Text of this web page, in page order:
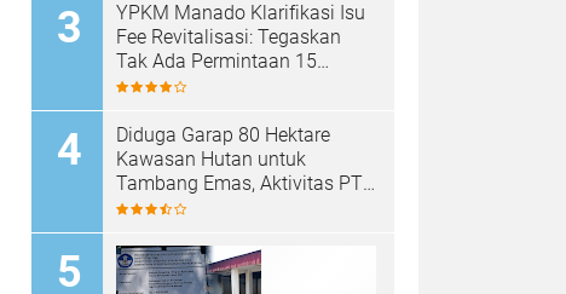
YPKM Manado Klarifikasi Isu
Fee Revitalisasi: Tegaskan
Tak Ada Permintaan 15
Persen, Pergantian Kepsek
Diduga Garap 80 Hektare
Kawasan Hutan untuk
Tambang Emas, Aktivitas PT
Sinar Mobagu Group Diselidiki